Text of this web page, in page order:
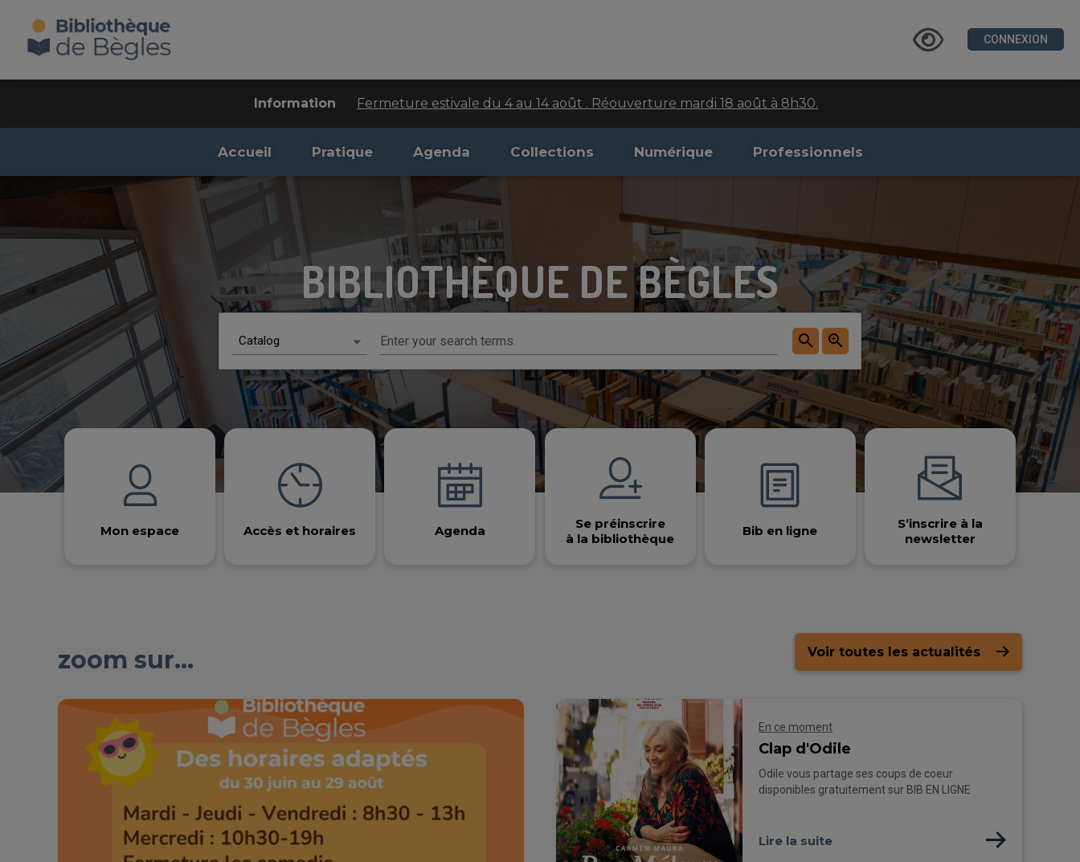
CONNEXION
Information Fermeture estivale du 4 au 14 août . Réouverture mardi 18 août à 8h30.
Accueil Pratique Agenda Collections Numérique Professionnels
BIBLIOTHÈQUE DE BÈGLES
Catalog
Quick search
All
Catalog
Website page
Enter your search terms. searchStartzoom_inStart
advanced
search
Mon espace Accès et horaires Agenda
Se préinscrire
à la bibliothèque
Bib en ligne
S’inscrire à la
newsletter
zoom sur... Voir toutes les actualités
En ce moment
Clap d'Odile
Odile vous partage ses coups de coeur
disponibles gratuitement sur BIB EN LIGNE
Lire la suite